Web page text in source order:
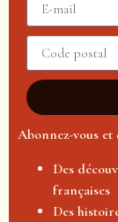
Abonnez-vous et
Des
françaises
Des